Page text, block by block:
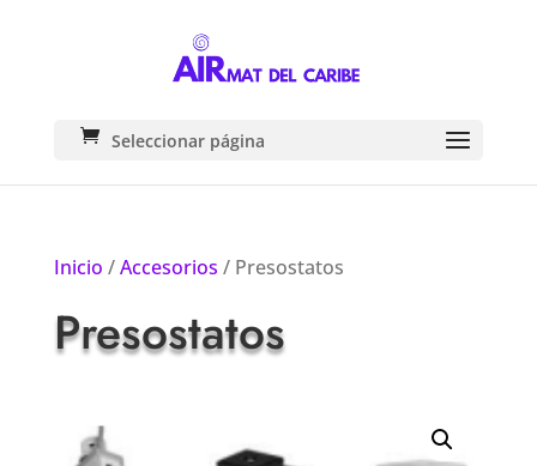
Seleccionar página
Inicio /Accesorios / Presostatos
Presostatos